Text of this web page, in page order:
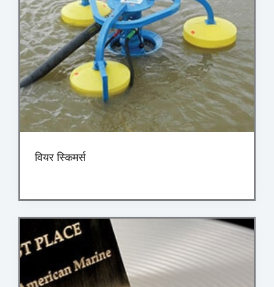
वियर स्किमर्स